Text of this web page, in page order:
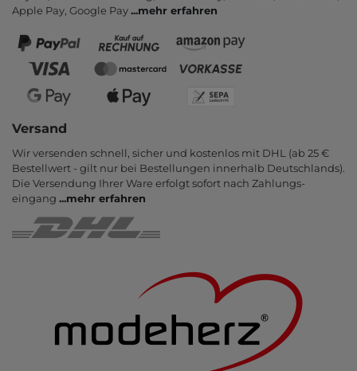
Apple Pay, Google Pay...mehr erfahren
Versand
Wir versenden schnell, sicher und kostenlos mit DHL (ab 25 €
Bestell­wert - gilt nur bei Bestel­lungen inner­halb Deutsch­lands).
Die Ver­sendung Ihrer Ware er­folgt sofort nach Zahlungs­
eingang ...mehr erfahren